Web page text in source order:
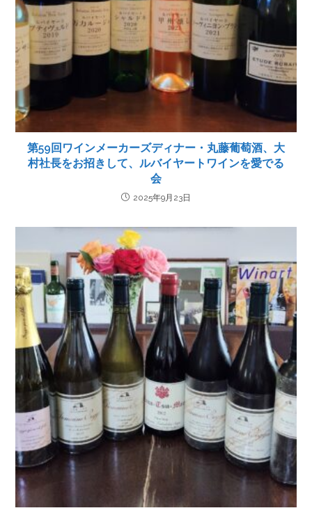
第59回ワインメーカーズディナー・丸藤葡萄酒、大
村社長をお招きして、ルバイヤートワインを愛でる
会
2025年9月23日